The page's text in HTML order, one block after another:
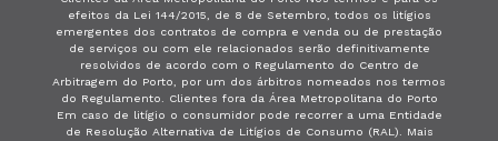
efeitos da Lei 144/2015, de 8 de Setembro, todos os litígios
emergentes dos contratos de compra e venda ou de prestação
de serviços ou com ele relacionados serão definitivamente
resolvidos de acordo com o Regulamento do Centro de
Arbitragem do Porto, por um dos árbitros nomeados nos termos
do Regulamento. Clientes fora da Área Metropolitana do Porto
Em caso de litígio o consumidor pode recorrer a uma Entidade
de Resolução Alternativa de Litígios de Consumo (RAL). Mais